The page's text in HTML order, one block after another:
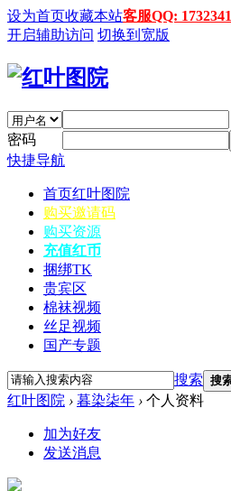
设为首页收藏本站客服QQ:
开启辅助访问 切换到宽版
密码
快捷导航
首页红叶图院
购买邀请码
购买资源
充值红币
捆绑TK
贵宾区
棉袜视频
丝足视频
国产专题
搜索 搜
红叶图院 › 暮染柒年 › 个人资料
加为好友
发送消息